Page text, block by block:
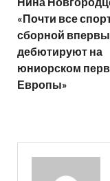
«Почти все
сборной
дебютируют на
юниорском
Европы»